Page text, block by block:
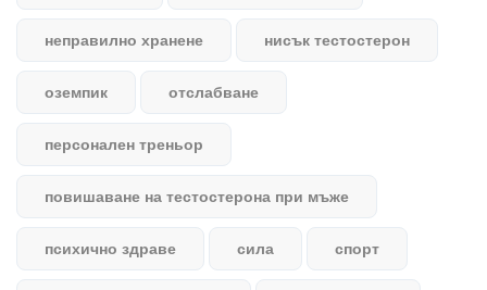
неправилно хранене нисък тестостерон
оземпик отслабване
персонален треньор
повишаване на тестостерона при мъже
психично здраве сила спорт